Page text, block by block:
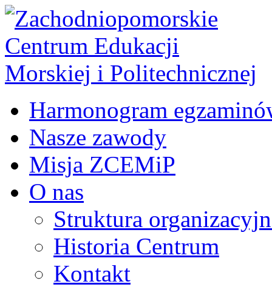
Harmonogram
Nasze zawody
Misja ZCEMiP
O nas
Struktura
Historia Centrum
Kontakt